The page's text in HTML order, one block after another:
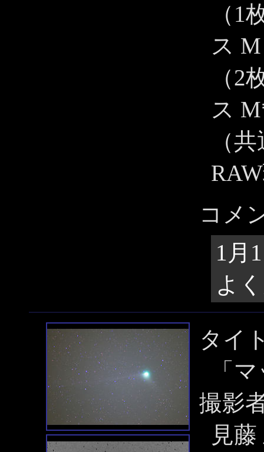
（1
ス
（2
ス
（
コメ
1月
よ
タイ
「
撮影
見